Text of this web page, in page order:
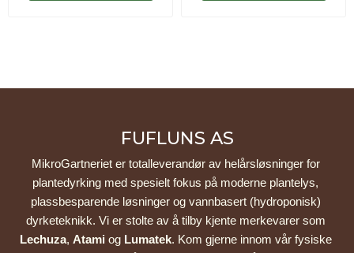
FUFLUNS AS
MikroGartneriet er totalleverandør av helårsløsninger for
plantedyrking med spesielt fokus på moderne plantelys,
plassbesparende løsninger og vannbasert (hydroponisk)
Lechuza, Atami og Lumatek. Kom gjerne innom vår fysiske